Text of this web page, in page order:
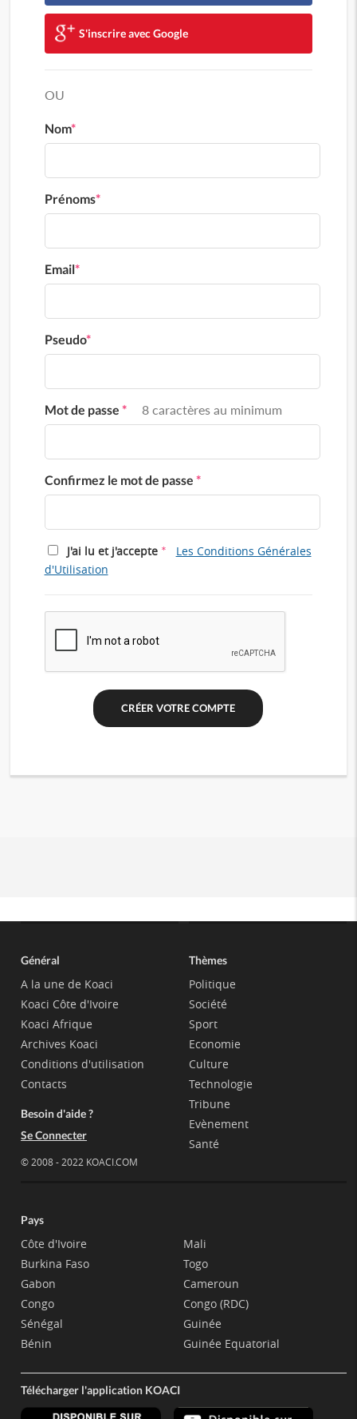
S'inscrire avec Google
OU
Nom*
Prénoms*
Email*
Pseudo*
Mot de passe * 8 caractères au minimum
Confirmez le mot de passe *
J'ai lu et j'accepte *
Les Conditions Générales
d'Utilisation
Général
A la une de Koaci
Koaci Côte d'Ivoire
Koaci Afrique
Archives Koaci
Conditions d'utilisation
Contacts
Besoin d'aide ?
Se Connecter
© 2008 - 2022 KOACI.COM
Thèmes
Politique
Société
Sport
Economie
Culture
Technologie
Tribune
Evènement
Santé
Pays
Côte d'Ivoire
Burkina Faso
Gabon
Congo
Sénégal
Bénin
Mali
Togo
Cameroun
Congo (RDC)
Guinée
Guinée Equatorial
Télécharger l'application KOACI